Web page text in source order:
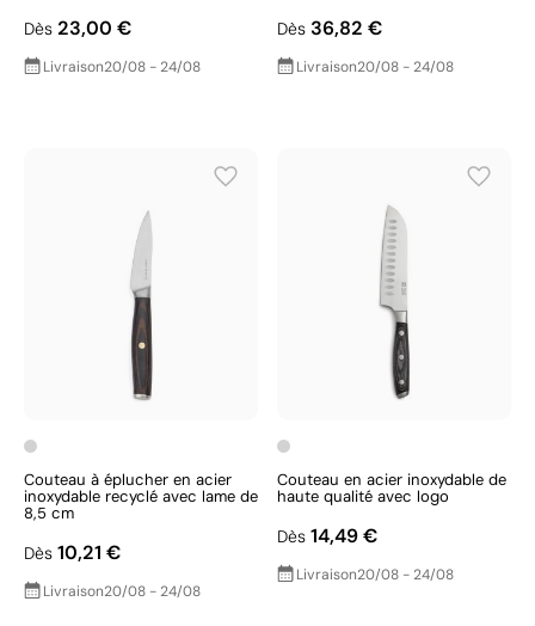
Dès 23,00 €
Livraison20/08 - 24/08
Dès 36,82 €
Livraison20/08 - 24/08
Couteau à éplucher en acier
inoxydable recyclé avec lame de
8,5 cm
Dès 10,21 €
Livraison20/08 - 24/08
Couteau en acier inoxydable de
haute qualité avec logo
Dès 14,49 €
Livraison20/08 - 24/08